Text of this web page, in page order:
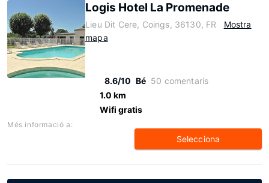
Logis Hotel La Promenade
Lieu Dit Cere, Coings, 36130, FR
Mostra
mapa
8.6/10 Bé 50 comentaris
1.0 km
Wifi gratis
Més informació a:
Selecciona